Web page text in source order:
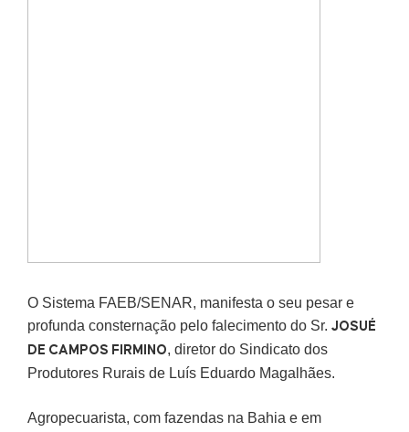
O Sistema FAEB/SENAR, manifesta o seu pesar e
profunda consternação pelo falecimento do Sr. JOSUÉ
DE CAMPOS FIRMINO, diretor do Sindicato dos
Produtores Rurais de Luís Eduardo Magalhães.
Agropecuarista, com fazendas na Bahia e em